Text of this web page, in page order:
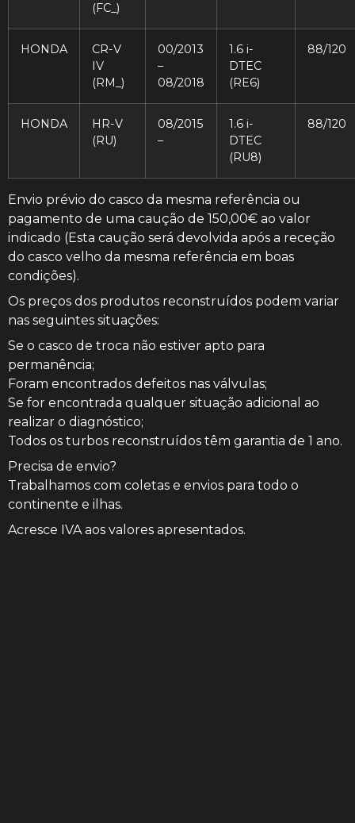
(FC_)
HONDA
CR-V
IV
(RM_)
00/2013
–
08/2018
1.6 i-
DTEC
(RE6)
88/120
HONDA
HR-V
(RU)
08/2015
–
1.6 i-
DTEC
(RU8)
88/120
Envio prévio do casco da mesma referência ou
pagamento de uma caução de 150,00€ ao valor
indicado (Esta caução será devolvida após a receção
do casco velho da mesma referência em boas
condições).
Os preços dos produtos reconstruídos podem variar
nas seguintes situações:
Se o casco de troca não estiver apto para
permanência;
Foram encontrados defeitos nas válvulas;
Se for encontrada qualquer situação adicional ao
realizar o diagnóstico;
Todos os turbos reconstruídos têm garantia de 1 ano.
Precisa de envio?
Trabalhamos com coletas e envios para todo o
continente e ilhas.
Acresce IVA aos valores apresentados.